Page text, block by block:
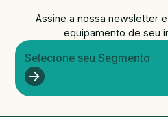
Assine a nossa newsletter
equipamento de seu
Selecione seu Segmento